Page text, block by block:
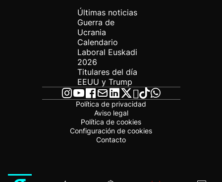
Últimas noticias
Guerra de
Ucrania
Calendario
Laboral Euskadi
2026
Titulares del día
EEUU y Trump
Política de privacidad
Aviso legal
Política de cookies
Configuración de cookies
Contacto